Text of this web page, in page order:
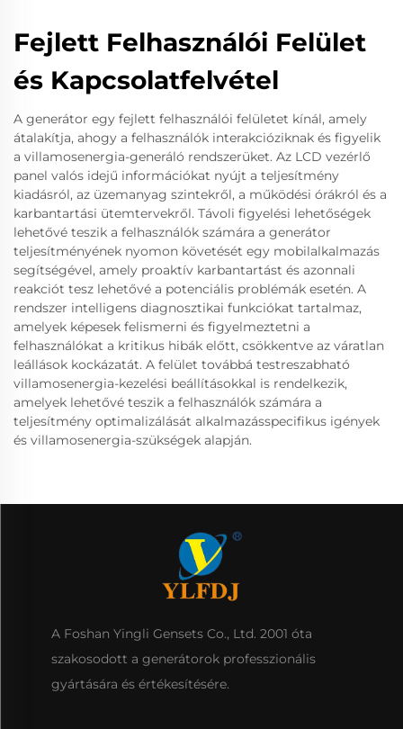
Fejlett Felhasználói Felület
és Kapcsolatfelvétel
A generátor egy fejlett felhasználói felületet kínál, amely
átalakítja, ahogy a felhasználók interakcióziknak és figyelik
a villamosenergia-generáló rendszerüket. Az LCD vezérlő
panel valós idejű információkat nyújt a teljesítmény
kiadásról, az üzemanyag szintekről, a működési órákról és a
karbantartási ütemtervekről. Távoli figyelési lehetőségek
lehetővé teszik a felhasználók számára a generátor
teljesítményének nyomon követését egy mobilalkalmazás
segítségével, amely proaktív karbantartást és azonnali
reakciót tesz lehetővé a potenciális problémák esetén. A
rendszer intelligens diagnosztikai funkciókat tartalmaz,
amelyek képesek felismerni és figyelmeztetni a
felhasználókat a kritikus hibák előtt, csökkentve az váratlan
leállások kockázatát. A felület továbbá testreszabható
villamosenergia-kezelési beállításokkal is rendelkezik,
amelyek lehetővé teszik a felhasználók számára a
teljesítmény optimalizálását alkalmazásspecifikus igények
és villamosenergia-szükségek alapján.
A Foshan Yingli Gensets Co., Ltd. 2001 óta
szakosodott a generátorok professzionális
gyártására és értékesítésére.